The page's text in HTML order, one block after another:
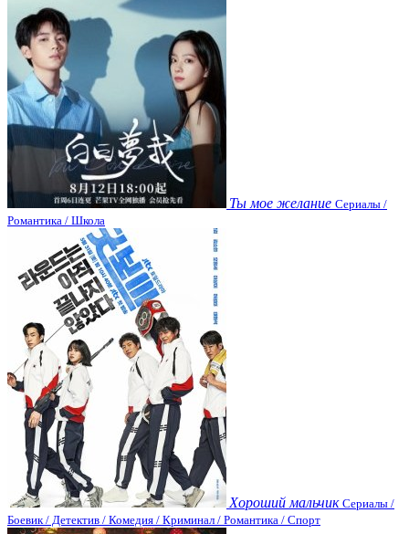
Ты мое желание Сериалы /
Романтика / Школа
Хороший мальчик Сериалы /
Боевик / Детектив / Комедия / Криминал / Романтика / Спорт